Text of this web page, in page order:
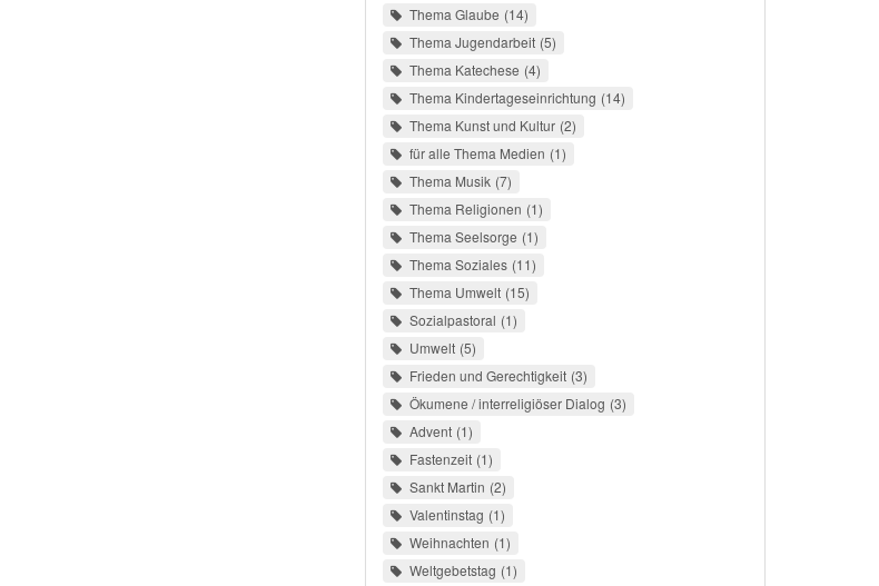
Thema Glaube 14
Thema Jugendarbeit 5
Thema Katechese 4
Thema Kindertageseinrichtung 14
Thema Kunst und Kultur 2
für alle Thema Medien 1
Thema Musik 7
Thema Religionen 1
Thema Seelsorge 1
Thema Soziales 11
Thema Umwelt 15
Sozialpastoral 1
Umwelt 5
Frieden und Gerechtigkeit 3
Ökumene / interreligiöser Dialog 3
Advent 1
Fastenzeit 1
Sankt Martin 2
Valentinstag 1
Weihnachten 1
Weltgebetstag 1